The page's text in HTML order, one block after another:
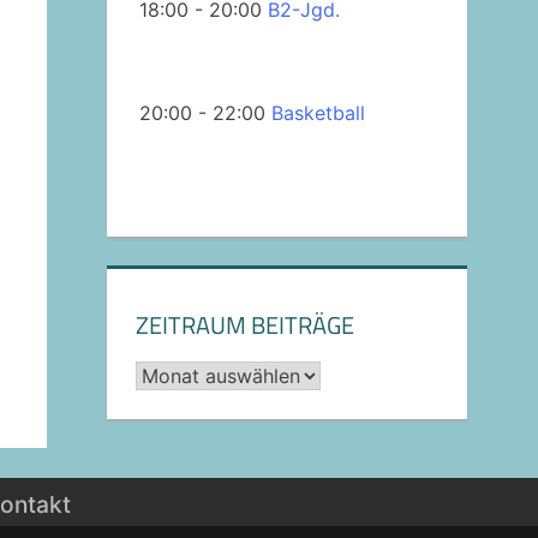
18:00 - 20:00 B2-Jgd.
20:00 - 22:00 Basketball
ZEITRAUM BEITRÄGE
Archiv